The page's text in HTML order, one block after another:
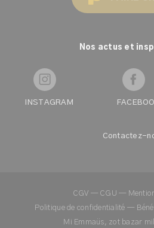
Contactez-
Nos actus et
INSTAGRAM
CGV — CGU —
Politique de confidentialité —
Mi Emmaüs, zot bazar